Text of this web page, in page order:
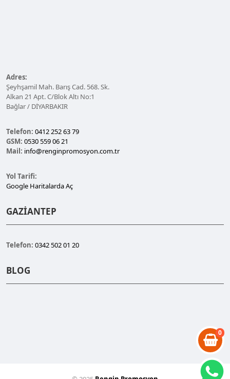
0
Adres:
Şeyhşamil Mah. Barış Cad. 568. Sk.
Alkan 21 Apt. C/Blok Altı No:1
Bağlar / DİYARBAKIR
Telefon: 0412 252 63 79
GSM: 0530 559 06 21
Mail: info@renginpromosyon.com.tr
Yol Tarifi:
Google Haritalarda Aç
GAZİANTEP
Telefon: 0342 502 01 20
BLOG